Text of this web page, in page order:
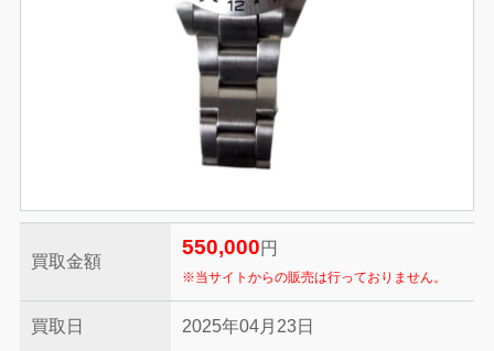
買取金額
550,000 円
※当サイトからの販売は行っておりません。
買取日 2025年04月23日